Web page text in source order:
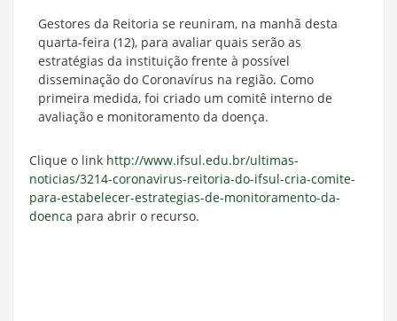
Gestores da Reitoria se reuniram, na manhã desta
quarta-feira (12), para avaliar quais serão as
estratégias da instituição frente à possível
disseminação do Coronavírus na região. Como
primeira medida, foi criado um comitê interno de
avaliação e monitoramento da doença.
Clique o link http://www.ifsul.edu.br/ultimas-
noticias/3214-coronavirus-reitoria-do-ifsul-cria-comite-
para-estabelecer-estrategias-de-monitoramento-da-
doenca para abrir o recurso.